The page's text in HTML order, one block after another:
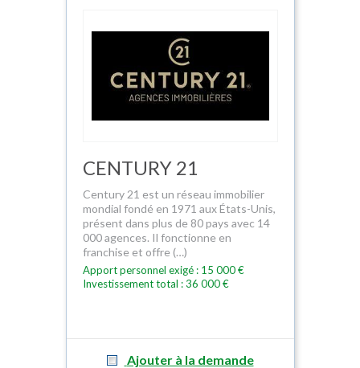
CENTURY 21
Century 21 est un réseau immobilier
mondial fondé en 1971 aux États-Unis,
présent dans plus de 80 pays avec 14
000 agences. Il fonctionne en
franchise et offre (…)
Apport personnel exigé : 15 000 €
Investissement total : 36 000 €
Ajouter à la demande